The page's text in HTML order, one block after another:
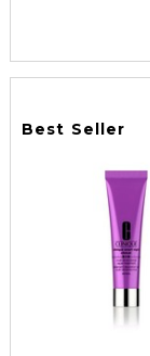
Best Seller